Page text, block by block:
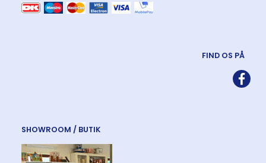
FIND OS PÅ
SHOWROOM / BUTIK